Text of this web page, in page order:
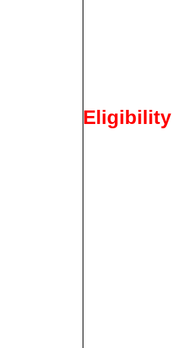
Eligibility